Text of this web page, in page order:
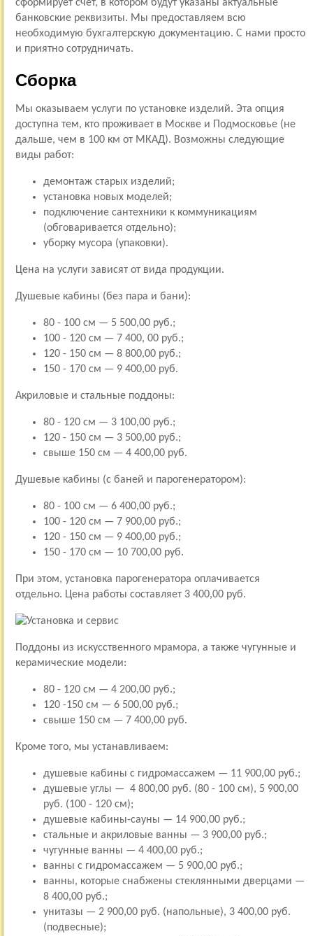
сформирует счет, в котором будут указаны актуальные
банковские реквизиты. Мы предоставляем всю
необходимую бухгалтерскую документацию. С нами просто
и приятно сотрудничать.
Сборка
Мы оказываем услуги по установке изделий. Эта опция
доступна тем, кто проживает в Москве и Подмосковье (не
дальше, чем в 100 км от МКАД). Возможны следующие
виды работ:
демонтаж старых изделий;
установка новых моделей;
подключение сантехники к коммуникациям
(обговаривается отдельно);
уборку мусора (упаковки).
Цена на услуги зависят от вида продукции.
Душевые кабины (без пара и бани):
80 - 100 см — 5 500,00 руб.;
100 - 120 см — 7 400, 00 руб.;
120 - 150 см — 8 800,00 руб.;
150 - 170 см — 9 400,00 руб.
Акриловые и стальные поддоны:
80 - 120 см — 3 100,00 руб.;
120 - 150 см — 3 500,00 руб.;
свыше 150 см — 4 400,00 руб.
Душевые кабины (с баней и парогенератором):
80 - 100 см — 6 400,00 руб.;
100 - 120 см — 7 900,00 руб.;
120 - 150 см — 9 400,00 руб.;
150 - 170 см — 10 700,00 руб.
При этом, установка парогенератора оплачивается
отдельно. Цена работы составляет 3 400,00 руб.
Поддоны из искусственного мрамора, а также чугунные и
керамические модели:
80 - 120 см — 4 200,00 руб.;
120 -150 см — 6 500,00 руб.;
свыше 150 см — 7 400,00 руб.
Кроме того, мы устанавливаем:
душевые кабины с гидромассажем — 11 900,00 руб.;
душевые углы — 4 800,00 руб. (80 - 100 см), 5 900,00
руб. (100 - 120 см);
душевые кабины-сауны — 14 900,00 руб.;
стальные и акриловые ванны — 3 900,00 руб.;
чугунные ванны — 4 400,00 руб.;
ванны с гидромассажем — 5 900,00 руб.;
ванны, которые снабжены стеклянными дверцами —
8 400,00 руб.;
унитазы — 2 900,00 руб. (напольные), 3 400,00 руб.
(подвесные);